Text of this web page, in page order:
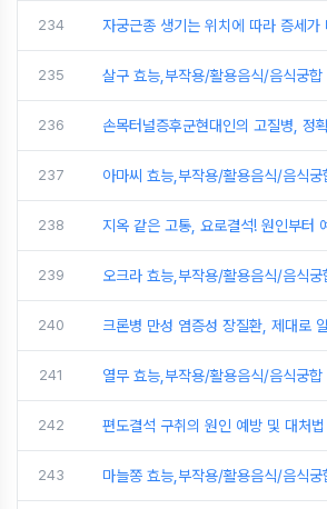
234 자궁근종 생기는 위치에 따라 증세가
235 살구 효능,부작용/활용음식/음식궁합
236 손목터널증후군현대인의 고질병, 정
237 아마씨 효능,부작용/활용음식/음식궁
238 지옥 같은 고통, 요로결석! 원인부터
239 오크라 효능,부작용/활용음식/음식궁
240 크론병 만성 염증성 장질환, 제대로
241 열무 효능,부작용/활용음식/음식궁합
242 편도결석 구취의 원인 예방 및 대처법
243 마늘쫑 효능,부작용/활용음식/음식궁